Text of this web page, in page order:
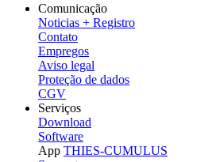
Comunicação
Noticias + Registro
Contato
Empregos
Aviso legal
Proteção de dados
CGV
Serviços
Download
Software
App THIES-CUMULUS